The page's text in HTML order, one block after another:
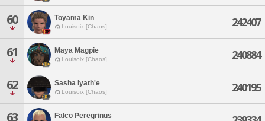
60 Toyama Kin
Louisoix [Chaos] 242407
61 Maya Magpie
Louisoix [Chaos] 240884
62 Sasha Iyath'e
Louisoix [Chaos] 240195
63 Falco Peregrinus